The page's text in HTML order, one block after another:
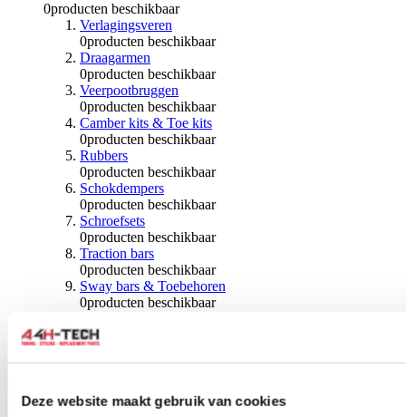
Deze website maakt gebruik van cookies
0producten beschikbaar
Verlagingsveren
0producten beschikbaar
Draagarmen
0producten beschikbaar
Veerpootbruggen
0producten beschikbaar
Camber kits & Toe kits
0producten beschikbaar
Rubbers
0producten beschikbaar
Schokdempers
0producten beschikbaar
Schroefsets
0producten beschikbaar
Traction bars
0producten beschikbaar
Sway bars & Toebehoren
0producten beschikbaar
0producten beschikbaar
Wiellagers & Naven
0producten beschikbaar